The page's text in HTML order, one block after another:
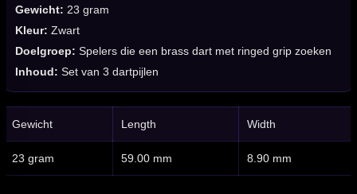
Gewicht: 23 gram
Kleur: Zwart
Doelgroep: Spelers die een brass dart met ringed grip zoeken
Inhoud: Set van 3 dartpijlen
Gewicht Length Width
23 gram 59.00 mm 8.90 mm